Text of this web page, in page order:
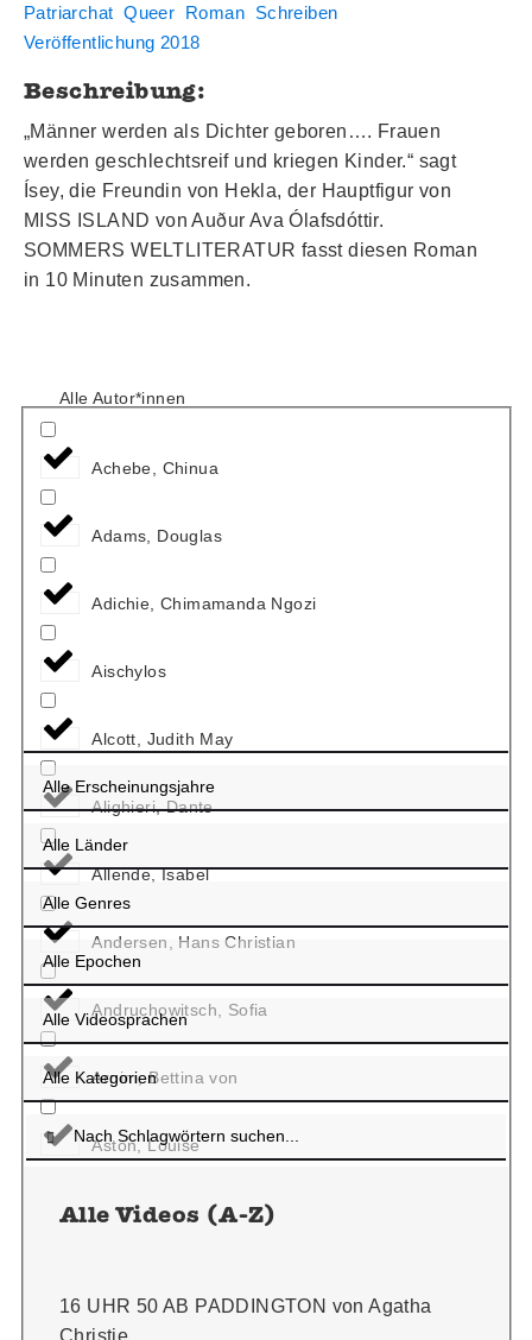
Patriarchat Queer Roman Schreiben
Veröffentlichung 2018
Beschreibung:
„Männer werden als Dichter geboren…. Frauen
werden geschlechtsreif und kriegen Kinder.“ sagt
Ísey, die Freundin von Hekla, der Hauptfigur von
MISS ISLAND von Auður Ava Ólafsdóttir.
SOMMERS WELTLITERATUR fasst diesen Roman
in 10 Minuten zusammen.
Alle Autor*innen
Achebe, Chinua
Adams, Douglas
Adichie, Chimamanda Ngozi
Aischylos
Alcott, Judith May
Alighieri, Dante
Allende, Isabel
Andersen, Hans Christian
Andruchowitsch, Sofia
Arnim, Bettina von
Aston, Louise
Atwood, Magaret
Alle Videos (A-Z)
16 UHR 50 AB PADDINGTON von Agatha
Christie